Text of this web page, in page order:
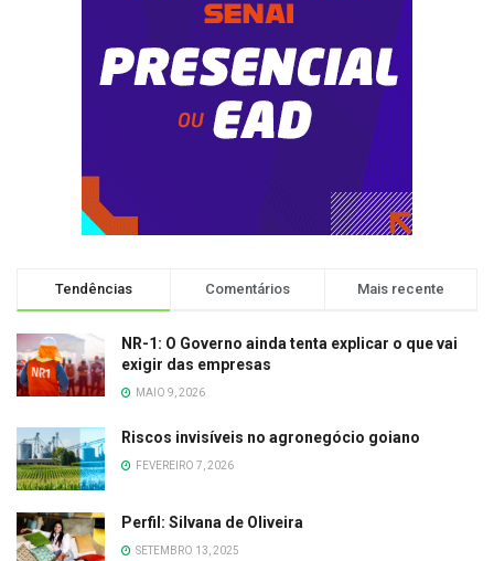
Tendências Comentários Mais recente
NR-1: O Governo ainda tenta explicar o que vai
exigir das empresas
MAIO 9, 2026
Riscos invisíveis no agronegócio goiano
FEVEREIRO 7, 2026
Perfil: Silvana de Oliveira
SETEMBRO 13, 2025